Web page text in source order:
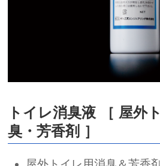
トイレ消臭液 ［ 屋外
臭・芳香剤 ］